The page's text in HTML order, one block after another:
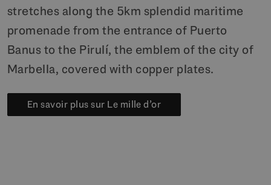
stretches along the 5km splendid maritime
promenade from the entrance of Puerto
Banus to the Pirulí, the emblem of the city of
Marbella, covered with copper plates.
En savoir plus sur Le mille d’or